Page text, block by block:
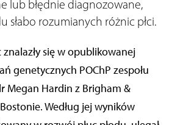
lub błędnie diagnozowane,
słabo rozumianych różnic płci.
znalazły się w opublikowanej
genetycznych POChP zespołu
Megan Hardin z Brigham &
Według jej wyników